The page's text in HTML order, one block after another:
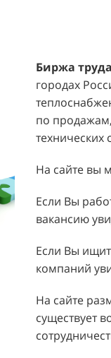
Биржа
городах
по
технических
На сайте вы
Если Вы
вакансию
Если Вы
компаний
На сайте
существует